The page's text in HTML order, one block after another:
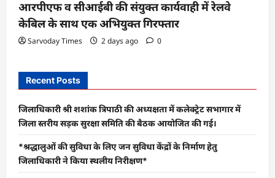
आरपीएफ व सीआईबी की संयुक्त कार्यवाही में रेलवे
केबिल के साथ एक अभियुक्त गिरफ्तार
Sarvoday Times 2 days ago 0
Recent Posts
जिलाधिकारी श्री शशांक त्रिपाठी की अध्यक्षता में कलेक्ट्रेट सभागार में
जिला स्तरीय सड़क सुरक्षा समिति की बैठक आयोजित की गई।
*श्रद्धालुओं की सुविधा के लिए जन सुविधा केंद्रों के निर्माण हेतु
जिलाधिकारी ने किया स्थलीय निरीक्षण*